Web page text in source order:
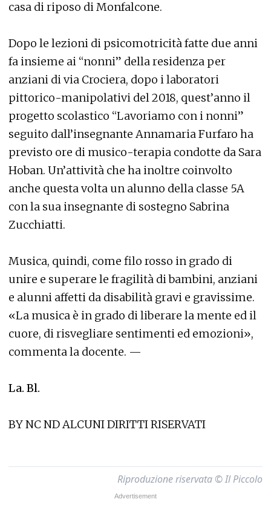
casa di riposo di Monfalcone.
Dopo le lezioni di psicomotricità fatte due anni
fa insieme ai “nonni” della residenza per
anziani di via Crociera, dopo i laboratori
pittorico-manipolativi del 2018, quest’anno il
progetto scolastico “Lavoriamo con i nonni”
seguito dall’insegnante Annamaria Furfaro ha
previsto ore di musico-terapia condotte da Sara
Hoban. Un’attività che ha inoltre coinvolto
anche questa volta un alunno della classe 5A
con la sua insegnante di sostegno Sabrina
Zucchiatti.
Musica, quindi, come filo rosso in grado di
unire e superare le fragilità di bambini, anziani
e alunni affetti da disabilità gravi e gravissime.
«La musica è in grado di liberare la mente ed il
cuore, di risvegliare sentimenti ed emozioni»,
commenta la docente. —
La. Bl.
BY NC ND ALCUNI DIRITTI RISERVATI
Riproduzione riservata © Il Piccolo